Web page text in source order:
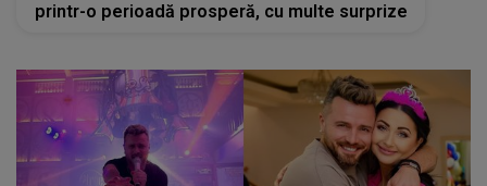
printr-o perioadă prosperă, cu multe surprize